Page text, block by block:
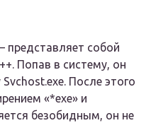
представляет собой
Попав в систему, он
После этого
«*exe» и
безобидным, он не